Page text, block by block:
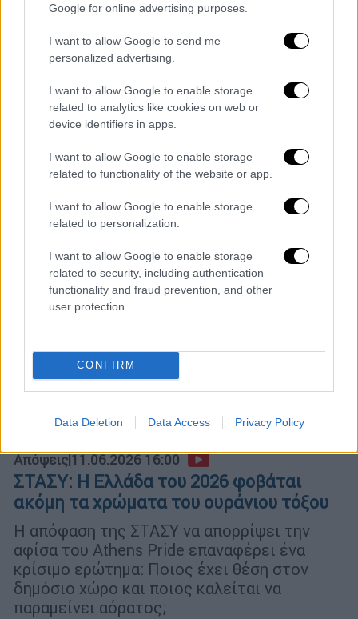
Google for online advertising purposes.
I want to allow Google to send me
personalized advertising.
I want to allow Google to enable storage
related to analytics like cookies on web or
device identifiers in apps.
I want to allow Google to enable storage
related to functionality of the website or app.
I want to allow Google to enable storage
related to personalization.
I want to allow Google to enable storage
related to security, including authentication
functionality and fraud prevention, and other
user protection.
CONFIRM
Data Deletion Data Access Privacy Policy
Υπερηφάνειας, το Έθνος και ο Άγγελος
Γεραιουδάκης ετοίμασαν μια σειρά άρθρων
που εξερευνούν διαφορετικές όψεις των
κοινωνικών ανισοτήτων και των
διακρίσεων που εξακολουθούν να
διαμορφώνουν τη ζωή εκατομμυρίων
ανθρώπων
Απόψεις|11.06.2026 16:00
ΣΤΑΣΥ: Η Ελλάδα του 2026 φοβάται
ακόμη τα χρώματα του ουράνιου τόξου
Η απόφαση της ΣΤΑΣΥ να απορρίψει την
αφίσα του Athens Pride επαναφέρει ένα
κρίσιμο ερώτημα: Ποιος έχει θέση στον
δημόσιο χώρο και ποιος καλείται να
παραμείνει αόρατος;